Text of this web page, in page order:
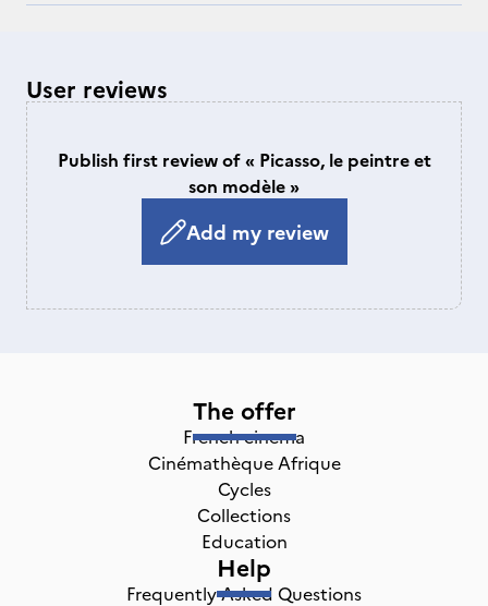
User reviews
Publish first review of « Picasso, le peintre et
son modèle »
Add my review
The offer
French cinema
Cinémathèque Afrique
Cycles
Collections
Education
Help
Frequently Asked Questions